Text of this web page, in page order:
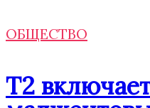
ОБЩЕСТВО
Т2